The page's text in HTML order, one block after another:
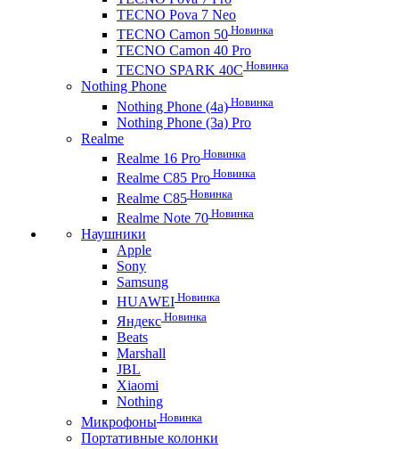
TECNO Pova 7 Neo
TECNO Camon 50 Новинка
TECNO Camon 40 Pro
TECNO SPARK 40C Новинка
Nothing Phone
Nothing Phone (4a) Новинка
Nothing Phone (3a) Pro
Realme
Realme 16 Pro Новинка
Realme C85 Pro Новинка
Realme C85 Новинка
Realme Note 70 Новинка
Наушники
Apple
Sony
Samsung
HUAWEI Новинка
Яндекс Новинка
Beats
Marshall
JBL
Xiaomi
Nothing
Микрофоны Новинка
Портативные колонки